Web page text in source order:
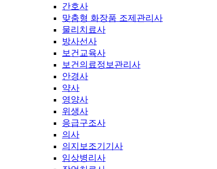
간호사
맞춤형 화장품 조제관리사
물리치료사
방사선사
보건교육사
보건의료정보관리사
안경사
약사
영양사
위생사
응급구조사
의사
의지보조기기사
임상병리사